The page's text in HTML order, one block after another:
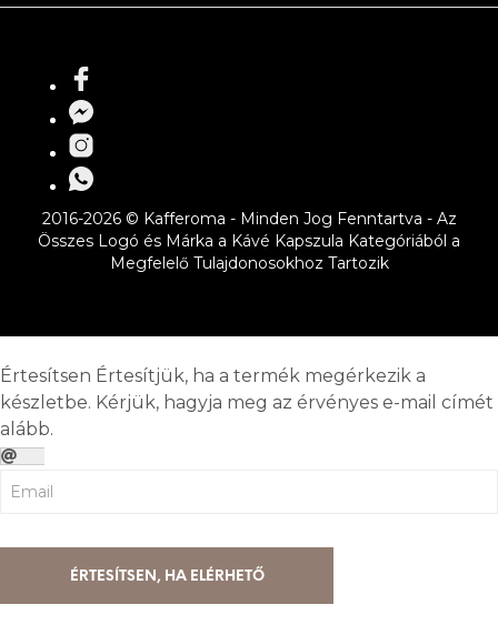
2016-2026 © Kafferoma - Minden Jog Fenntartva - Az
Összes Logó és Márka a Kávé Kapszula Kategóriából a
Megfelelő Tulajdonosokhoz Tartozik
Értesítsen Értesítjük, ha a termék megérkezik a
készletbe. Kérjük, hagyja meg az érvényes e-mail címét
alább.
ÉRTESÍTSEN, HA ELÉRHETŐ